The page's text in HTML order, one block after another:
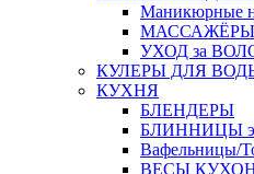
Маникюрные
МАССАЖЁРЫ
УХОД за
КУЛЕРЫ ДЛЯ
КУХНЯ
БЛЕНДЕРЫ
БЛИННИЦЫ
Вафельницы/
ВЕСЫ